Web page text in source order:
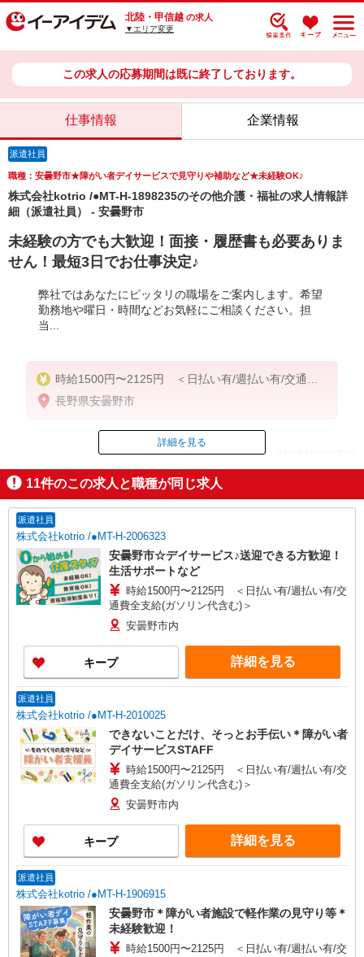
北陸・甲信越 の求人
▼エリア変更
この求人の応募期間は既に終了しております。
仕事情報 企業情報
派遣社員
職種：安曇野市★障がい者デイサービスで見守りや補助など★未経験OK♪
株式会社kotrio /●MT-H-1898235のその他介護・福祉の求人情報詳
細（派遣社員） - 安曇野市
未経験の方でも大歓迎！面接・履歴書も必要ありま
せん！最短3日でお仕事決定♪
弊社ではあなたにピッタリの職場をご案内します。希望
勤務地や曜日・時間などお気軽にご相談ください。担
当...
時給1500円〜2125円 ＜日払い有/週払い有/交通費
全支給(ガソリン代含む)＞
長野県安曇野市
ID：AE0610064717
掲載期間終了
詳細を見る
11件のこの求人と職種が同じ求人
派遣社員
株式会社kotrio /●MT-H-2006323
安曇野市☆デイサービス♪送迎できる方歓迎！
生活サポートなど
時給1500円〜2125円 ＜日払い有/週払い有/交
通費全支給(ガソリン代含む)＞
安曇野市内
キープ 詳細を見る
派遣社員
株式会社kotrio /●MT-H-2010025
できないことだけ、そっとお手伝い＊障がい者
デイサービスSTAFF
時給1500円〜2125円 ＜日払い有/週払い有/交
通費全支給(ガソリン代含む)＞
安曇野市内
キープ 詳細を見る
派遣社員
株式会社kotrio /●MT-H-1906915
安曇野市＊障がい者施設で軽作業の見守り等＊
未経験歓迎！
時給1500円〜2125円 ＜日払い有/週払い有/交